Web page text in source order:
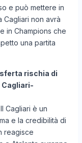
e può mettere in
Cagliari non avrà
in Champions che
una partita
rischia di
Cagliari-
Cagliari è un
e la credibilità di
reagisce